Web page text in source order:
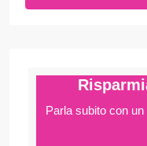
Parla subito con